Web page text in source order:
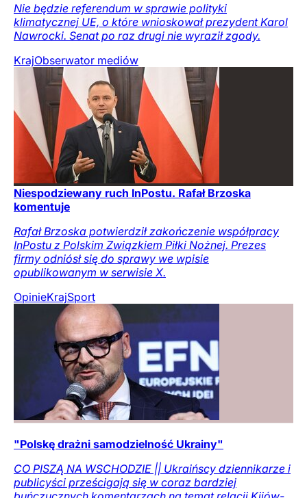
Nie będzie referendum w sprawie polityki
klimatycznej UE, o które wnioskował prezydent Karol
Nawrocki. Senat po raz drugi nie wyraził zgody.
KrajObserwator mediów
Niespodziewany ruch InPostu. Rafał Brzoska
komentuje
Rafał Brzoska potwierdził zakończenie współpracy
InPostu z Polskim Związkiem Piłki Nożnej. Prezes
firmy odniósł się do sprawy we wpisie
opublikowanym w serwisie X.
OpinieKrajSport
"Polskę drażni samodzielność Ukrainy"
CO PISZĄ NA WSCHODZIE || Ukraińscy dziennikarze i
publicyści prześcigają się w coraz bardziej